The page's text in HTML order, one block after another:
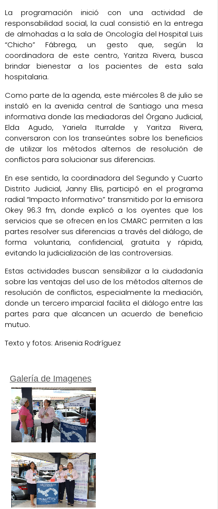
La programación inició con una actividad de
responsabilidad social, la cual consistió en la entrega
de almohadas a la sala de Oncología del Hospital Luis
“Chicho” Fábrega, un gesto que, según la
coordinadora de este centro, Yaritza Rivera, busca
brindar bienestar a los pacientes de esta sala
hospitalaria.
Como parte de la agenda, este miércoles 8 de julio se
instaló en la avenida central de Santiago una mesa
informativa donde las mediadoras del Órgano Judicial,
Elda Agudo, Yariela Iturralde y Yaritza Rivera,
conversaron con los transeúntes sobre los beneficios
de utilizar los métodos alternos de resolución de
conflictos para solucionar sus diferencias.
En ese sentido, la coordinadora del Segundo y Cuarto
Distrito Judicial, Janny Ellis, participó en el programa
radial “Impacto Informativo” transmitido por la emisora
Okey 96.3 fm, donde explicó a los oyentes que los
servicios que se ofrecen en los CMARC permiten a las
partes resolver sus diferencias a través del diálogo, de
forma voluntaria, confidencial, gratuita y rápida,
evitando la judicialización de las controversias.
Estas actividades buscan sensibilizar a la ciudadanía
sobre las ventajas del uso de los métodos alternos de
resolución de conflictos, especialmente la mediación,
donde un tercero imparcial facilita el diálogo entre las
partes para que alcancen un acuerdo de beneficio
mutuo.
Texto y fotos: Arisenia Rodríguez
Galería de Imagenes